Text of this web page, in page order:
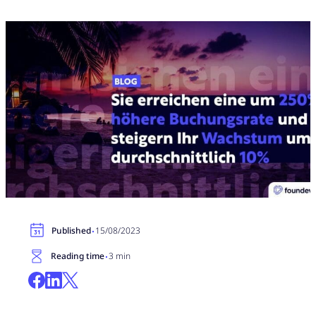
Published·15/08/2023
Reading time·3 min